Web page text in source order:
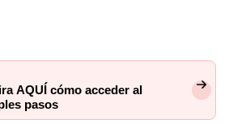
AQUÍ cómo acceder al
pasos